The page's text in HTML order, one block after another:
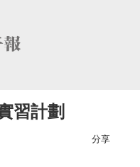
習計劃
分享